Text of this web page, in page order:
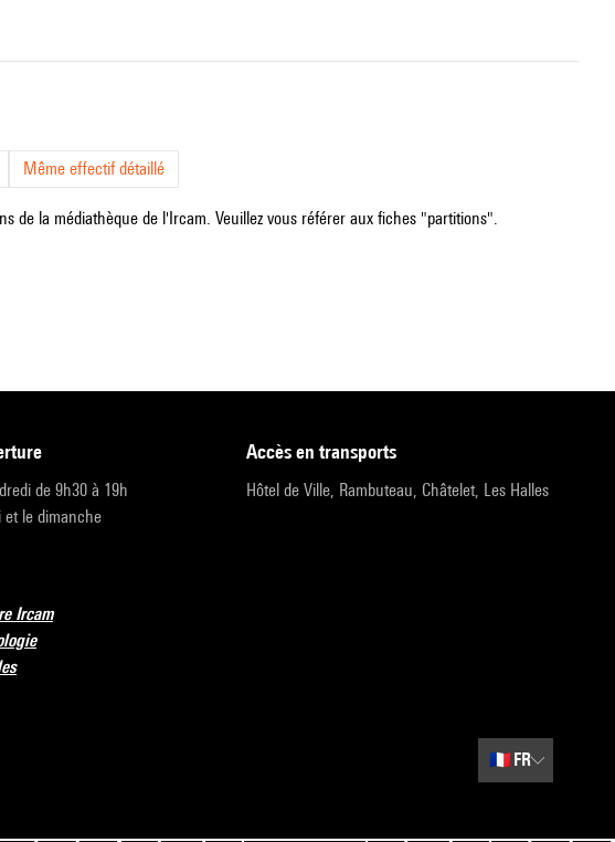
Même effectif détaillé
de la médiathèque de l'Ircam. Veuillez vous référer aux fiches "partitions".
de 9h30 à 19h
et le dimanche
accès en transports
Hôtel de Ville, Rambuteau, Châtelet, Les Halles
Ircam
🇫🇷 FR